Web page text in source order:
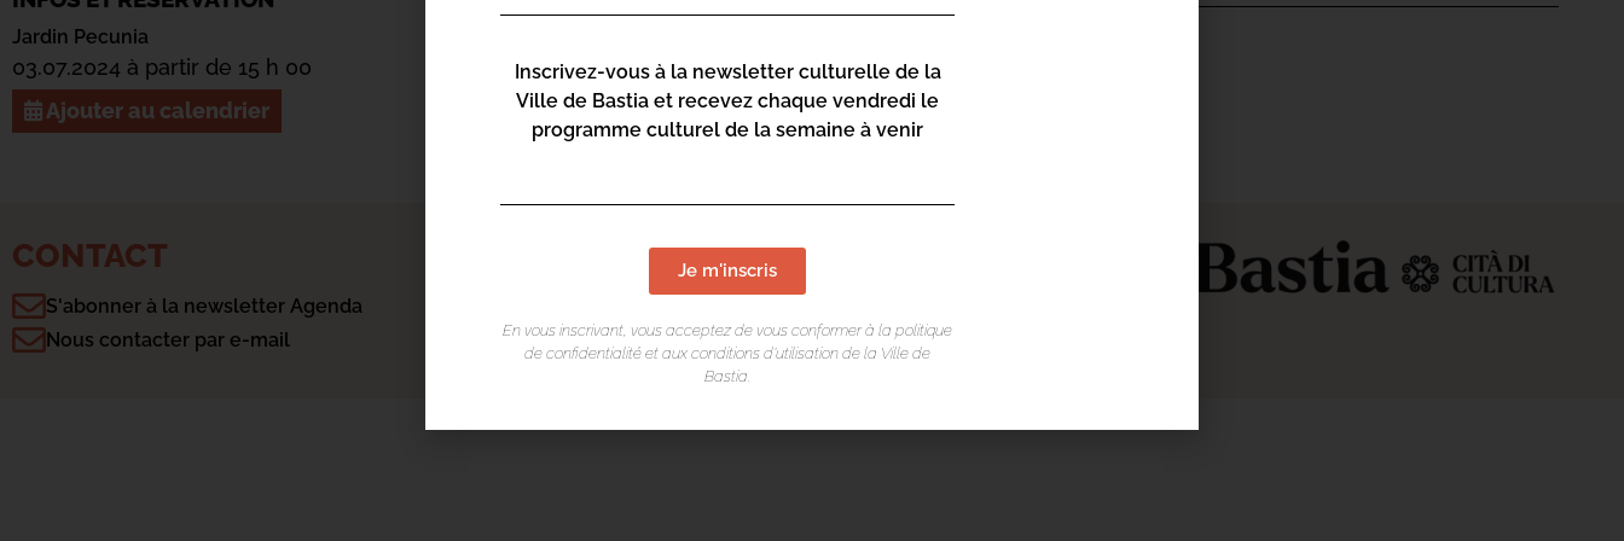
Jardin Pecunia
03.07.2024 à partir de 15 h 00
Ajouter au calendrier
CONTACT
S'abonner à la newsletter Agenda
Nous contacter par e-mail
Mentions légales/Cookie/ Réalisation Corsicaweb
Inscrivez-vous à la newsletter culturelle de la
Ville de Bastia et recevez chaque vendredi le
programme culturel de la semaine à venir
Je m'inscris
En vous inscrivant, vous acceptez de vous conformer à la politique
de confidentialité et aux conditions d’utilisation de la Ville de
Bastia.